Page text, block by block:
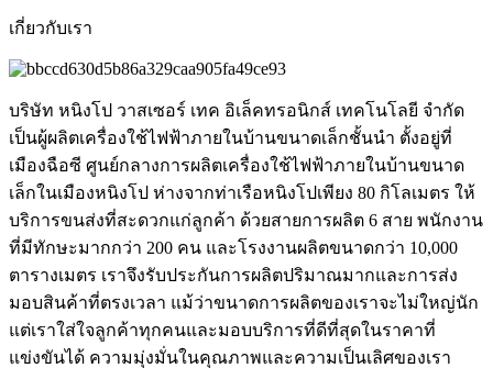
เกี่ยวกับเรา
บริษัท หนิงโป วาสเซอร์ เทค อิเล็คทรอนิกส์ เทคโนโลยี จำกัด
เป็นผู้ผลิตเครื่องใช้ไฟฟ้าภายในบ้านขนาดเล็กชั้นนำ ตั้งอยู่ที่
เมืองฉือซี ศูนย์กลางการผลิตเครื่องใช้ไฟฟ้าภายในบ้านขนาด
เล็กในเมืองหนิงโป ห่างจากท่าเรือหนิงโปเพียง 80 กิโลเมตร ให้
บริการขนส่งที่สะดวกแก่ลูกค้า ด้วยสายการผลิต 6 สาย พนักงาน
ที่มีทักษะมากกว่า 200 คน และโรงงานผลิตขนาดกว่า 10,000
ตารางเมตร เราจึงรับประกันการผลิตปริมาณมากและการส่ง
มอบสินค้าที่ตรงเวลา แม้ว่าขนาดการผลิตของเราจะไม่ใหญ่นัก
แต่เราใส่ใจลูกค้าทุกคนและมอบบริการที่ดีที่สุดในราคาที่
แข่งขันได้ ความมุ่งมั่นในคุณภาพและความเป็นเลิศของเรา